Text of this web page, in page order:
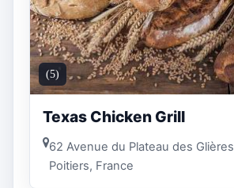
(5)
Texas Chicken Grill
62 Avenue du Plateau des
Poitiers, France